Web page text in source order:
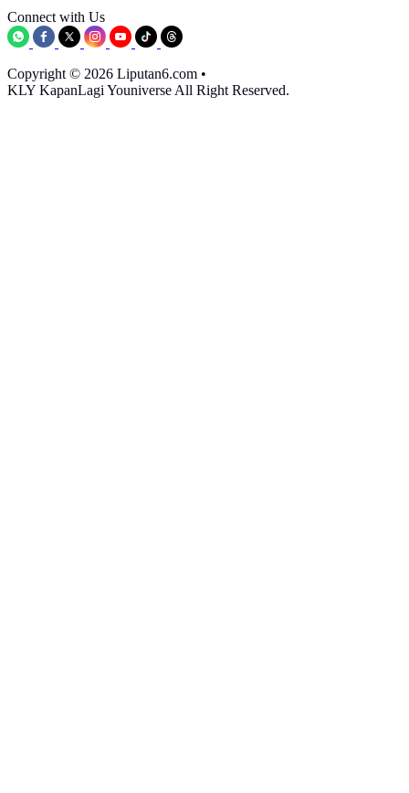
Connect with Us
Copyright © 2026 Liputan6.com •
KLY KapanLagi Youniverse All Right Reserved.